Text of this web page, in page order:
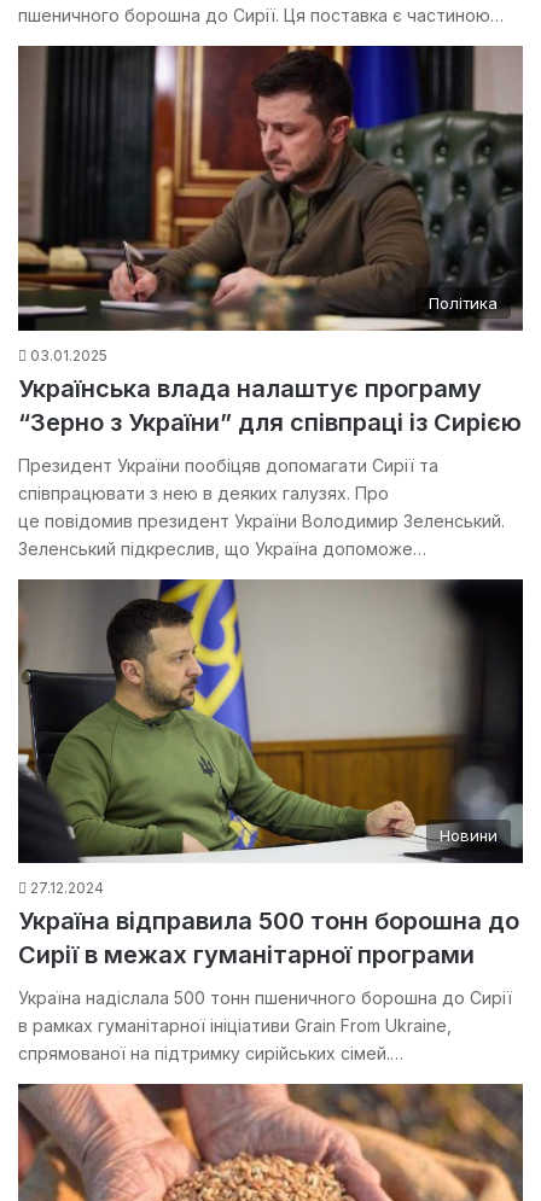
пшеничного борошна до Сирії. Ця поставка є частиною…
Політика
03.01.2025
Українська влада налаштує програму
“Зерно з України” для співпраці із Сирією
Президент України пообіцяв допомагати Сирії та
співпрацювати з нею в деяких галузях. Про
це повідомив президент України Володимир Зеленський.
Зеленський підкреслив, що Україна допоможе…
Новини
27.12.2024
Україна відправила 500 тонн борошна до
Сирії в межах гуманітарної програми
Україна надіслала 500 тонн пшеничного борошна до Сирії
в рамках гуманітарної ініціативи Grain From Ukraine,
спрямованої на підтримку сирійських сімей.…